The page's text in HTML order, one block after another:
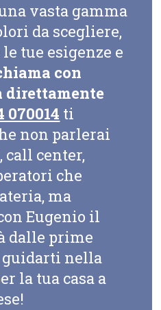
vasta gamma
da scegliere,
tue esigenze e
con
direttamente
070014 ti
non parlerai
center,
che
ma
Eugenio il
dalle prime
guidarti nella
la tua casa a